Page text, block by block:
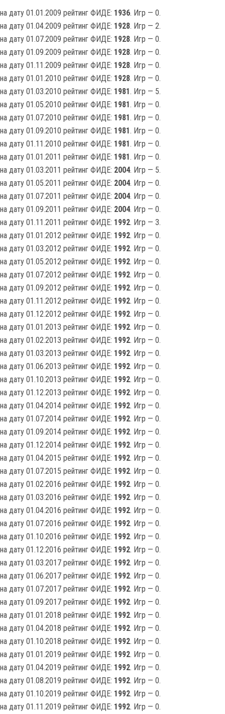
на дату 01.01.2009 рейтинг ФИДЕ: 1936. Игр — 0.
на дату 01.04.2009 рейтинг ФИДЕ: 1928. Игр — 2.
на дату 01.07.2009 рейтинг ФИДЕ: 1928. Игр — 0.
на дату 01.09.2009 рейтинг ФИДЕ: 1928. Игр — 0.
на дату 01.11.2009 рейтинг ФИДЕ: 1928. Игр — 0.
на дату 01.01.2010 рейтинг ФИДЕ: 1928. Игр — 0.
на дату 01.03.2010 рейтинг ФИДЕ: 1981. Игр — 5.
на дату 01.05.2010 рейтинг ФИДЕ: 1981. Игр — 0.
на дату 01.07.2010 рейтинг ФИДЕ: 1981. Игр — 0.
на дату 01.09.2010 рейтинг ФИДЕ: 1981. Игр — 0.
на дату 01.11.2010 рейтинг ФИДЕ: 1981. Игр — 0.
на дату 01.01.2011 рейтинг ФИДЕ: 1981. Игр — 0.
на дату 01.03.2011 рейтинг ФИДЕ: 2004. Игр — 5.
на дату 01.05.2011 рейтинг ФИДЕ: 2004. Игр — 0.
на дату 01.07.2011 рейтинг ФИДЕ: 2004. Игр — 0.
на дату 01.09.2011 рейтинг ФИДЕ: 2004. Игр — 0.
на дату 01.11.2011 рейтинг ФИДЕ: 1992. Игр — 3.
на дату 01.01.2012 рейтинг ФИДЕ: 1992. Игр — 0.
на дату 01.03.2012 рейтинг ФИДЕ: 1992. Игр — 0.
на дату 01.05.2012 рейтинг ФИДЕ: 1992. Игр — 0.
на дату 01.07.2012 рейтинг ФИДЕ: 1992. Игр — 0.
на дату 01.09.2012 рейтинг ФИДЕ: 1992. Игр — 0.
на дату 01.11.2012 рейтинг ФИДЕ: 1992. Игр — 0.
на дату 01.12.2012 рейтинг ФИДЕ: 1992. Игр — 0.
на дату 01.01.2013 рейтинг ФИДЕ: 1992. Игр — 0.
на дату 01.02.2013 рейтинг ФИДЕ: 1992. Игр — 0.
на дату 01.03.2013 рейтинг ФИДЕ: 1992. Игр — 0.
на дату 01.06.2013 рейтинг ФИДЕ: 1992. Игр — 0.
на дату 01.10.2013 рейтинг ФИДЕ: 1992. Игр — 0.
на дату 01.12.2013 рейтинг ФИДЕ: 1992. Игр — 0.
на дату 01.04.2014 рейтинг ФИДЕ: 1992. Игр — 0.
на дату 01.07.2014 рейтинг ФИДЕ: 1992. Игр — 0.
на дату 01.09.2014 рейтинг ФИДЕ: 1992. Игр — 0.
на дату 01.12.2014 рейтинг ФИДЕ: 1992. Игр — 0.
на дату 01.04.2015 рейтинг ФИДЕ: 1992. Игр — 0.
на дату 01.07.2015 рейтинг ФИДЕ: 1992. Игр — 0.
на дату 01.02.2016 рейтинг ФИДЕ: 1992. Игр — 0.
на дату 01.03.2016 рейтинг ФИДЕ: 1992. Игр — 0.
на дату 01.04.2016 рейтинг ФИДЕ: 1992. Игр — 0.
на дату 01.07.2016 рейтинг ФИДЕ: 1992. Игр — 0.
на дату 01.10.2016 рейтинг ФИДЕ: 1992. Игр — 0.
на дату 01.12.2016 рейтинг ФИДЕ: 1992. Игр — 0.
на дату 01.03.2017 рейтинг ФИДЕ: 1992. Игр — 0.
на дату 01.06.2017 рейтинг ФИДЕ: 1992. Игр — 0.
на дату 01.07.2017 рейтинг ФИДЕ: 1992. Игр — 0.
на дату 01.09.2017 рейтинг ФИДЕ: 1992. Игр — 0.
на дату 01.01.2018 рейтинг ФИДЕ: 1992. Игр — 0.
на дату 01.04.2018 рейтинг ФИДЕ: 1992. Игр — 0.
на дату 01.10.2018 рейтинг ФИДЕ: 1992. Игр — 0.
на дату 01.01.2019 рейтинг ФИДЕ: 1992. Игр — 0.
на дату 01.04.2019 рейтинг ФИДЕ: 1992. Игр — 0.
на дату 01.08.2019 рейтинг ФИДЕ: 1992. Игр — 0.
на дату 01.10.2019 рейтинг ФИДЕ: 1992. Игр — 0.
на дату 01.11.2019 рейтинг ФИДЕ: 1992. Игр — 0.